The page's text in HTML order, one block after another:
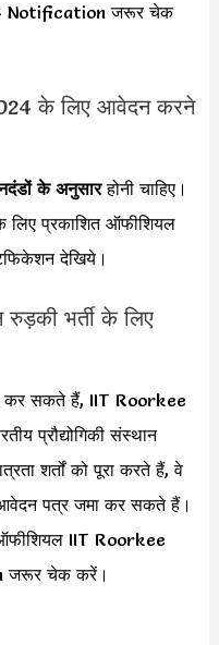
Notification जरूर चेक
के लिए आवेदन करने
के अनुसारहोनी चाहिए।
लिए प्रकाशित ऑफीशियल
देखिये।
रुड़की भर्ती के लिए
सकते हैं, IIT Roorkee
प्रौद्योगिकी संस्थान
शर्तों को पूरा करते हैं, वे
पत्र जमा कर सकते हैं।
IIT Roorkee
जरूर चेक करें।